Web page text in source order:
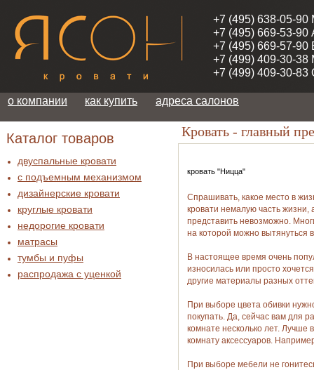
+7 (495) 638-05-90
+7 (495) 669-53-90
+7 (495) 669-57-90
+7 (499) 409-30-38
+7 (499) 409-30-83
о компании как купить адреса салонов
Каталог товаров
двуспальные кровати
с подъемным механизмом
дизайнерские кровати
круглые кровати
недорогие кровати
матрасы
тумбы и пуфы
распродажа c уценкой
Кровать - главный
кровать "Ницца"
Спрашивать, какое место в
кровати немалую часть
представить невозможно.
на которой можно вытянуться
В настоящее время очень
износилась или просто
другие материалы разных
При выборе цвета обивки
покупать. Да, сейчас вам для
комнате несколько лет.
комнату аксессуаров.
При выборе мебели не